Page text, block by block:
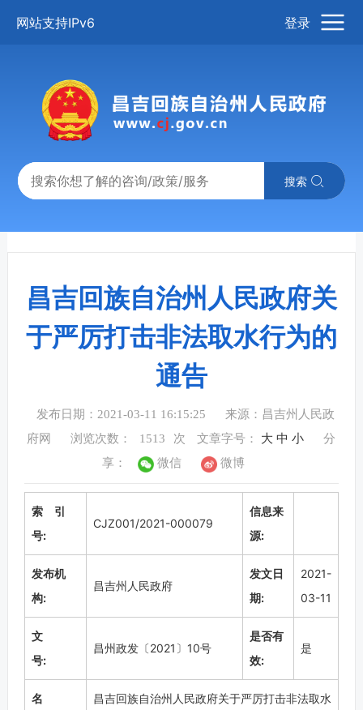
网站支持IPv6 登录
搜索
昌吉回族自治州人民政府关
于严厉打击非法取水行为的
通告
发布日期：2021-03-11 16:15:25
来源：昌吉州人民政
府网
浏览次数： 1513 次 文章字号： 大 中 小
分
享：
微信 微博
索 引
号:
CJZ001/2021-000079
信息来
源:
发布机
构:
昌吉州人民政府
发文日
期:
2021-
03-11
文
号:
昌州政发〔2021〕10号
是否有
效:
是
名
昌吉回族自治州人民政府关于严厉打击非法取水